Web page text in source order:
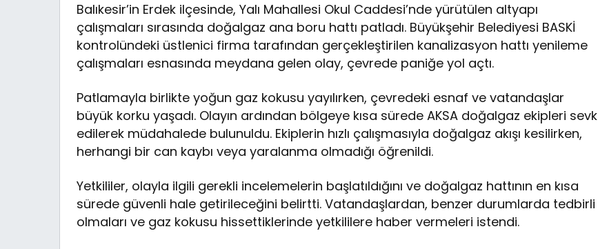
Balıkesir’in Erdek ilçesinde, Yalı Mahallesi Okul Caddesi’nde yürütülen altyapı
çalışmaları sırasında doğalgaz ana boru hattı patladı. Büyükşehir Belediyesi BASKİ
kontrolündeki üstlenici firma tarafından gerçekleştirilen kanalizasyon hattı yenileme
çalışmaları esnasında meydana gelen olay, çevrede paniğe yol açtı.
Patlamayla birlikte yoğun gaz kokusu yayılırken, çevredeki esnaf ve vatandaşlar
büyük korku yaşadı. Olayın ardından bölgeye kısa sürede AKSA doğalgaz ekipleri sevk
edilerek müdahalede bulunuldu. Ekiplerin hızlı çalışmasıyla doğalgaz akışı kesilirken,
herhangi bir can kaybı veya yaralanma olmadığı öğrenildi.
Yetkililer, olayla ilgili gerekli incelemelerin başlatıldığını ve doğalgaz hattının en kısa
sürede güvenli hale getirileceğini belirtti. Vatandaşlardan, benzer durumlarda tedbirli
olmaları ve gaz kokusu hissettiklerinde yetkililere haber vermeleri istendi.